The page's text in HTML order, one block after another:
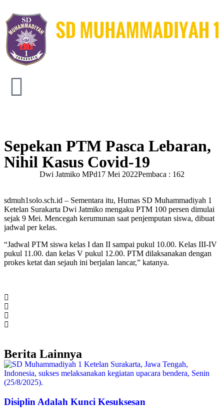
Sepekan PTM Pasca Lebaran,
Nihil Kasus Covid-19
Dwi Jatmiko MPd17 Mei 2022Pembaca : 162
sdmuh1solo.sch.id – Sementara itu, Humas SD Muhammadiyah 1
Ketelan Surakarta Dwi Jatmiko mengaku PTM 100 persen dimulai
sejak 9 Mei. Mencegah kerumunan saat penjemputan siswa, dibuat
jadwal per kelas.
“Jadwal PTM siswa kelas I dan II sampai pukul 10.00. Kelas III-IV
pukul 11.00. dan kelas V pukul 12.00. PTM dilaksanakan dengan
prokes ketat dan sejauh ini berjalan lancar,” katanya.
Berita Lainnya
Disiplin Adalah Kunci Kesuksesan